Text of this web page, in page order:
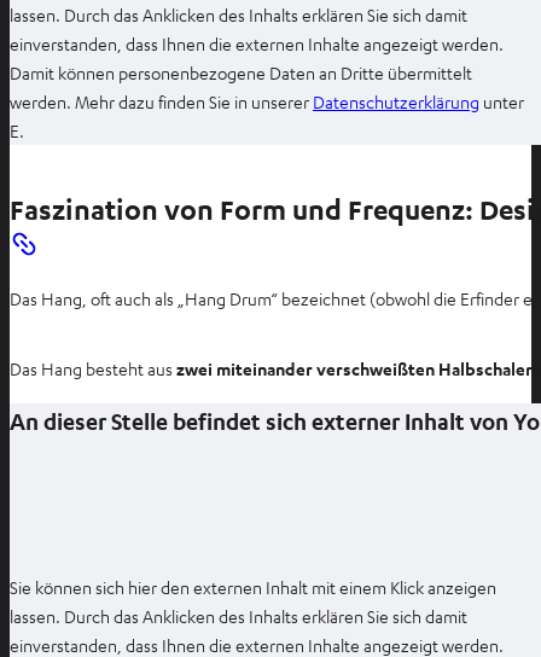
n
n
lassen. Durch das Anklicken des Inhalts erklären Sie sich damit
einverstanden, dass Ihnen die externen Inhalte angezeigt werden.
Damit können personenbezogene Daten an Dritte übermittelt
werden. Mehr dazu finden Sie in unserer Datenschutzerklärung
u
T
f
unter
E.
Faszination von Form und Frequenz:
Das Hang, oft auch als „Hang Drum“ bezeichnet (obwohl die Erfinder
Das Hang besteht aus zwei miteinander verschweißten Halbschalen
An dieser Stelle befindet sich externer Inhalt von
Sie können sich hier den externen Inhalt mit einem Klick anzeigen
lassen. Durch das Anklicken des Inhalts erklären Sie sich damit
einverstanden, dass Ihnen die externen Inhalte angezeigt werden.